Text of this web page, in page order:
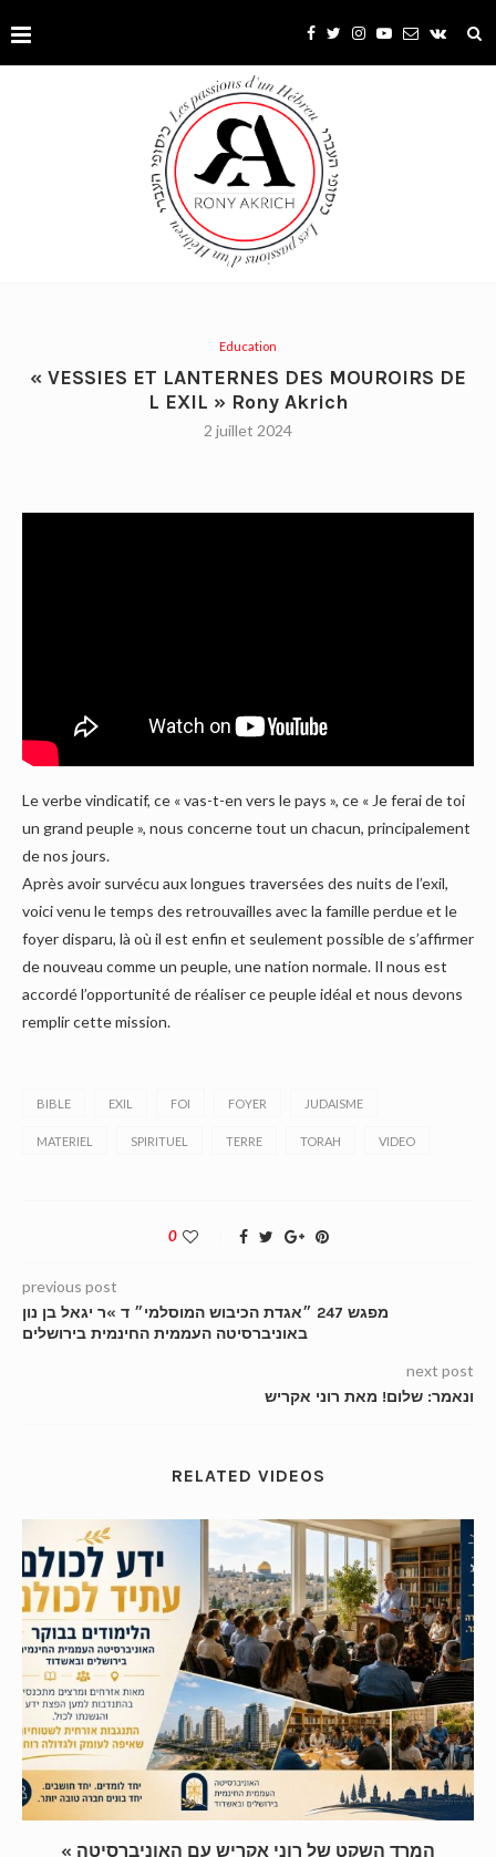
Education
« VESSIES ET LANTERNES DES MOUROIRS DE
L EXIL » Rony Akrich
2 juillet 2024
Le verbe vindicatif, ce « vas-t-en vers le pays », ce « Je ferai de toi
un grand peuple », nous concerne tout un chacun, principalement
de nos jours.
Après avoir survécu aux longues traversées des nuits de l’exil,
voici venu le temps des retrouvailles avec la famille perdue et le
foyer disparu, là où il est enfin et seulement possible de s’affirmer
de nouveau comme un peuple, une nation normale. Il nous est
accordé l’opportunité de réaliser ce peuple idéal et nous devons
remplir cette mission.
BIBLE EXIL FOI FOYER JUDAISME
MATERIEL SPIRITUEL TERRE TORAH VIDEO
0
previous post
מפגש 247 ״אגדת הכיבוש המוסלמי״ ד »ר יגאל בן נון
באוניברסיטה העממית החינמית בירושלים
next post
ונאמר: שלום! מאת רוני אקריש
RELATED VIDEOS
« המרד השקט של רוני אקריש עם האוניברסיטה